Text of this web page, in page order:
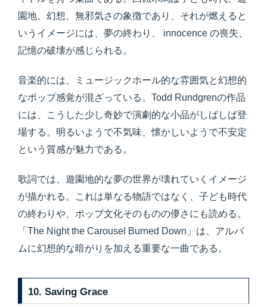
園地、幻想、無邪気さの象徴であり、それが燃えると
いうイメージには、夢の終わり、 innocence の喪失、
記憶の破壊が感じられる。
音楽的には、ミュージックホール的な雰囲気と幻想的
なポップ感覚が混ざっている。Todd Rundgrenの作品
には、こうした少し奇妙で演劇的な小品がしばしば登
場する。明るいようで不気味、懐かしいようで不安定
という質感が魅力である。
歌詞では、遊園地的な夢の世界が壊れていくイメージ
が描かれる。これは単なる物語ではなく、子ども時代
の終わりや、ポップ文化そのものの儚さにも読める。
「The Night the Carousel Burned Down」は、アルバ
ムに幻想的な暗がりを加える重要な一曲である。
10. Saving Grace